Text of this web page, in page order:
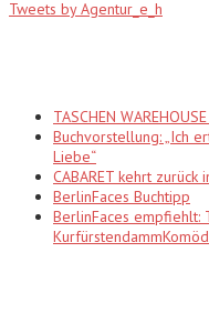
Tweets by Agentur_e_h
TASCHEN
Buchvorstellung: „Ich
Liebe“
CABARET kehrt zurück
BerlinFaces Buchtipp
BerlinFaces empfiehlt: